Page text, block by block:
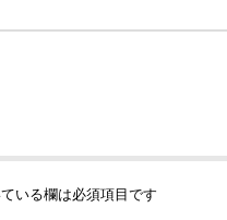
いる欄は必須項目です